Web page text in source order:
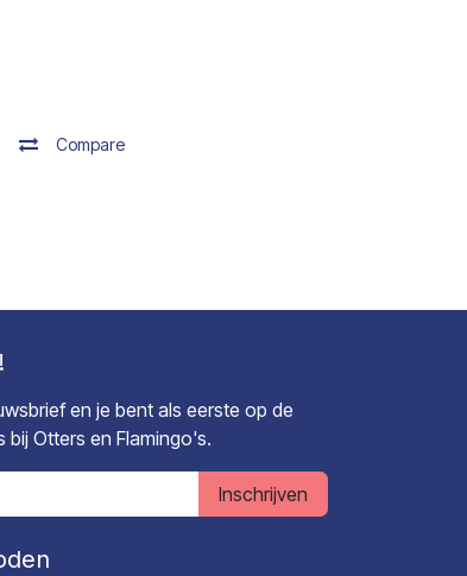
Compare
en je bent als eerste op de
Otters en Flamingo's.
Inschrijven